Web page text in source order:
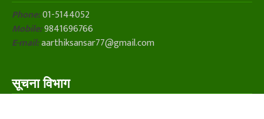
Phone:01-5144052
Mobile:9841696766
E-mail:aarthiksansar77@gmail.com
सूचना विभाग